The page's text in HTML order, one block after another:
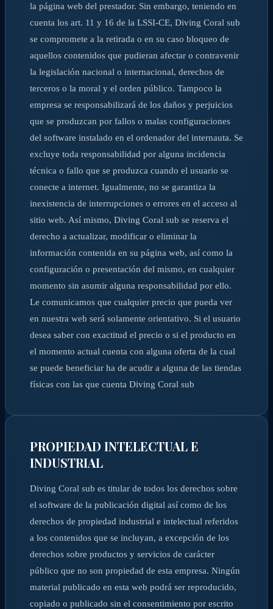
la página web del prestador. Sin embargo, teniendo en
cuenta los art. 11 y 16 de la LSSI-CE, Diving Coral sub
se compromete a la retirada o en su caso bloqueo de
aquellos contenidos que pudieran afectar o contravenir
la legislación nacional o internacional, derechos de
terceros o la moral y el orden público. Tampoco la
empresa se responsabilizará de los daños y perjuicios
que se produzcan por fallos o malas configuraciones
del software instalado en el ordenador del internauta. Se
excluye toda responsabilidad por alguna incidencia
técnica o fallo que se produzca cuando el usuario se
conecte a internet. Igualmente, no se garantiza la
inexistencia de interrupciones o errores en el acceso al
sitio web. Así mismo, Diving Coral sub se reserva el
derecho a actualizar, modificar o eliminar la
información contenida en su página web, así como la
configuración o presentación del mismo, en cualquier
momento sin asumir alguna responsabilidad por ello.
Le comunicamos que cualquier precio que pueda ver
en nuestra web será solamente orientativo. Si el usuario
desea saber con exactitud el precio o si el producto en
el momento actual cuenta con alguna oferta de la cual
se puede beneficiar ha de acudir a alguna de las tiendas
físicas con las que cuenta Diving Coral sub
PROPIEDAD INTELECTUAL E
INDUSTRIAL
Diving Coral sub es titular de todos los derechos sobre
el software de la publicación digital así como de los
derechos de propiedad industrial e intelectual referidos
a los contenidos que se incluyan, a excepción de los
derechos sobre productos y servicios de carácter
público que no son propiedad de esta empresa. Ningún
material publicado en esta web podrá ser reproducido,
copiado o publicado sin el consentimiento por escrito